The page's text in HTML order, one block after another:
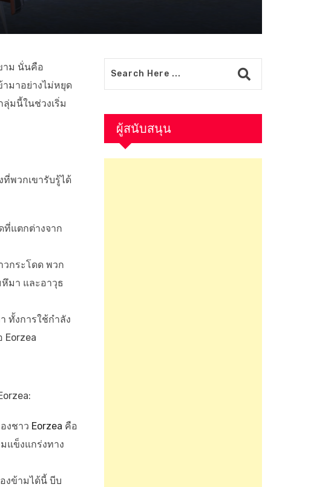
าม นั่นคือ
มาอย่างไม่หยุด
มนี้ในช่วงเริ่ม
ที่พวกเขารับรู้ได้
ที่แตกต่างจาก
วกระโดด พวก
หึมา และอาวุธ
ทั้งการใช้กำลัง
Eorzea
งชาว Eorzea คือ
แข็งแกร่งทาง
งข้ามได้นี้ บีบ
ผู้สนับสนุน